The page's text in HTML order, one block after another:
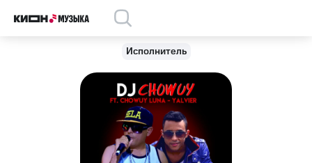
Исполнитель